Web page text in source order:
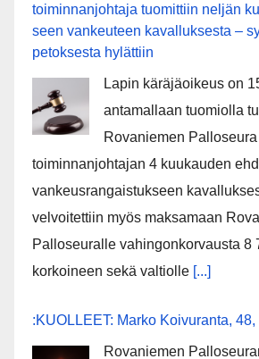
toiminnanjohtaja tuo­mit­tiin neljän
seen van­keu­teen ka­val­luk­ses­ta –
pe­tok­ses­ta hy­lät­tiin
Lapin käräjäoikeus on
antamallaan tuomiolla
Rovaniemen
toiminnanjohtajan 4 kuukauden
vankeusrangaistukseen
velvoitettiin myös maksamaan
Palloseuralle vahingonkorvausta 8
korkoineen sekä valtiolle [...]
:KUOLLEET: Marko Koivuranta,
Rovaniemen